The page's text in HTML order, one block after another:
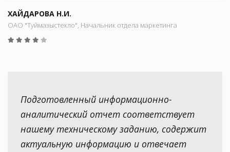
ХАЙДАРОВА Н.И.
ОАО "Туймазыстекло", Начальник отдела маркетинга
Подготовленный информационно-
аналитический отчет соответствует
нашему техническому заданию, содержит
актуальную информацию и отвечает